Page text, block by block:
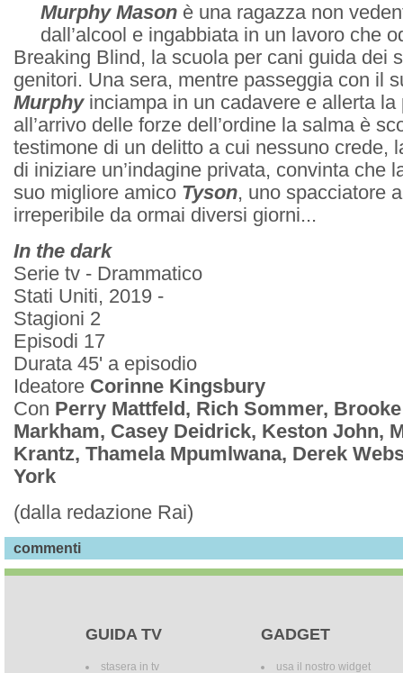
Murphy Mason è una ragazza non
dall’alcool e ingabbiata in un lavoro che
Breaking Blind, la scuola per cani guida dei
genitori. Una sera, mentre passeggia con il
Murphyinciampa in un cadavere e allerta la
all’arrivo delle forze dell’ordine la salma è
testimone di un delitto a cui nessuno crede,
di iniziare un’indagine privata, convinta che
suo migliore amico Tyson, uno spacciatore
irreperibile da ormai diversi giorni...
In the dark
Serie tv - Drammatico
Stati Uniti, 2019 -
Stagioni 2
Episodi 17
Durata 45' a episodio
Ideatore Corinne Kingsbury
Con Perry Mattfeld, Rich Sommer, Brooke
Markham, Casey Deidrick, Keston John,
Krantz, Thamela Mpumlwana, Derek
York
(dalla redazione Rai)
commenti
GUIDA TV
stasera in tv
GADGET
usa il nostro widget